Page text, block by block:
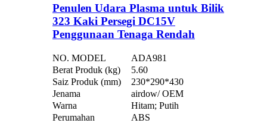
Penulen Udara Plasma untuk Bilik
323 Kaki Persegi DC15V
Penggunaan Tenaga Rendah
NO. MODEL
ADA981
Berat Produk (kg)
5.60
Saiz Produk (mm)
230*290*430
Jenama
airdow/ OEM
Warna
Hitam; Putih
Perumahan
ABS